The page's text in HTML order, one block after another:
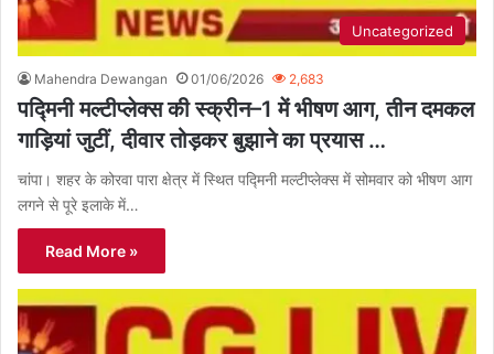
Uncategorized
Mahendra Dewangan 01/06/2026 2,683
पद्मिनी मल्टीप्लेक्स की स्क्रीन–1 में भीषण आग, तीन दमकल
गाड़ियां जुटीं, दीवार तोड़कर बुझाने का प्रयास …
चांपा। शहर के कोरवा पारा क्षेत्र में स्थित पद्मिनी मल्टीप्लेक्स में सोमवार को भीषण आग
लगने से पूरे इलाके में…
Read More »